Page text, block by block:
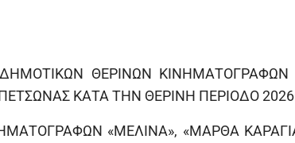
ΘΕΡΙΝΩΝ ΚΙΝΗΜΑΤΟΓΡΑΦΩΝ
ΚΑΤΑ ΤΗΝ ΘΕΡΙΝΗ ΠΕΡΙΟΔΟ
«ΜΕΛΙΝΑ», «ΜΑΡΘΑ